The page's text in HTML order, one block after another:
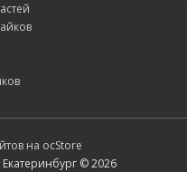
на ocStore
© 2026